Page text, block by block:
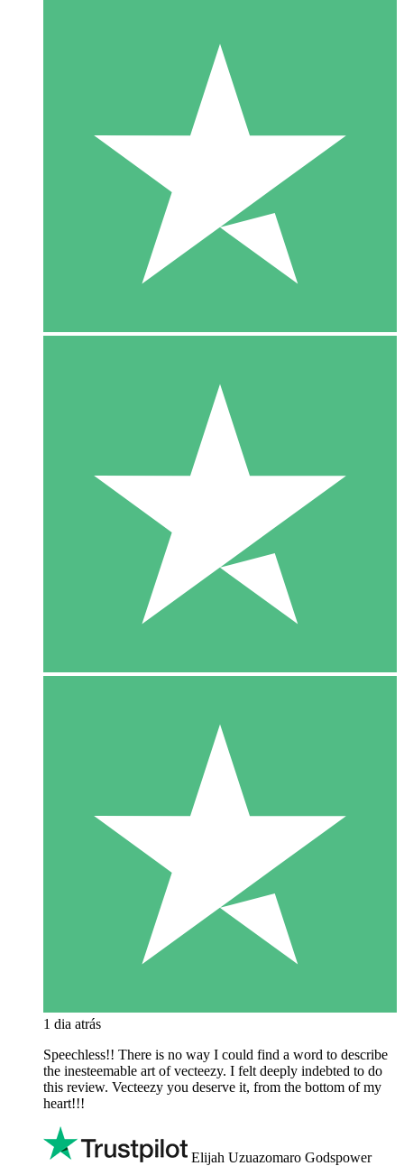
1 dia atrás
Speechless!! There is no way I could find a word to describe
the inesteemable art of vecteezy. I felt deeply indebted to do
this review. Vecteezy you deserve it, from the bottom of my
heart!!!
Elijah Uzuazomaro Godspower